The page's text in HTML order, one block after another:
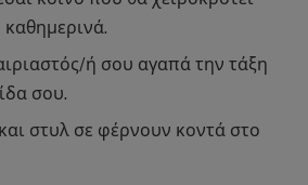
ή σου αγαπά την τάξη
σου.
στυλ σε φέρνουν κοντά στο